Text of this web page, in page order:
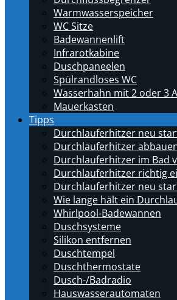
Warmwasserspeicher
WC Sitze
Badewannenlift
Infrarotkabine
Duschpaneelen
Spülrandloses WC
Wasserhahn mit 2 oder 3
Mauerkasten
Tipps
Durchlauferhitzer neu
Durchlauferhitzer
Durchlauferhitzer im Bad
Durchlauferhitzer richtig
Durchlauferhitzer neu
Wie lange hält ein
Whirlpool-Badewannen
Duschsysteme
Silikon entfernen
Duschtempel
Duschthermostate
Dusch-/Badradio
Hauswasserautomaten